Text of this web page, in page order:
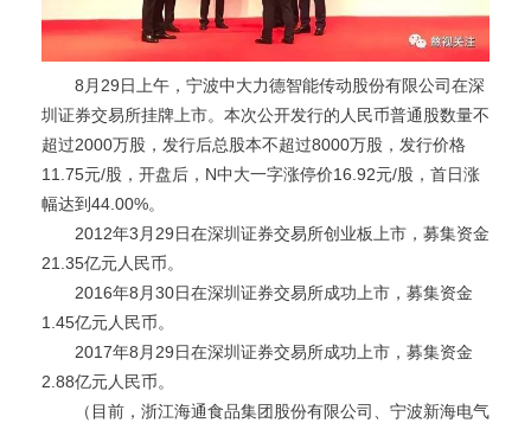
8月29日上午，宁波中大力德智能传动股份有限公司在深
圳证券交易所挂牌上市。本次公开发行的人民币普通股数量不
超过2000万股，发行后总股本不超过8000万股，发行价格
11.75元/股，开盘后，N中大一字涨停价16.92元/股，首日涨
幅达到44.00%。
2012年3月29日在深圳证券交易所创业板上市，募集资金
21.35亿元人民币。
2016年8月30日在深圳证券交易所成功上市，募集资金
1.45亿元人民币。
2017年8月29日在深圳证券交易所成功上市，募集资金
2.88亿元人民币。
（目前，浙江海通食品集团股份有限公司、宁波新海电气